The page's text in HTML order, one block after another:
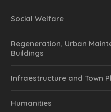
Social Welfare
Regeneration, Urban
Buildings
Infraestructure and Town
Humanities